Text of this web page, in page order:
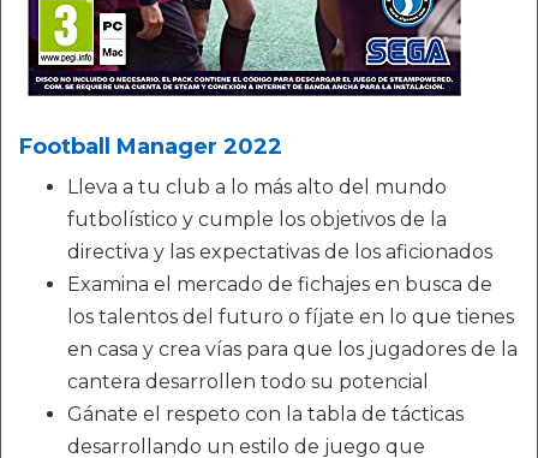
Football Manager 2022
Lleva a tu club a lo más alto del mundo
futbolístico y cumple los objetivos de la
directiva y las expectativas de los aficionados
Examina el mercado de fichajes en busca de
los talentos del futuro o fíjate en lo que tienes
en casa y crea vías para que los jugadores de la
cantera desarrollen todo su potencial
Gánate el respeto con la tabla de tácticas
desarrollando un estilo de juego que